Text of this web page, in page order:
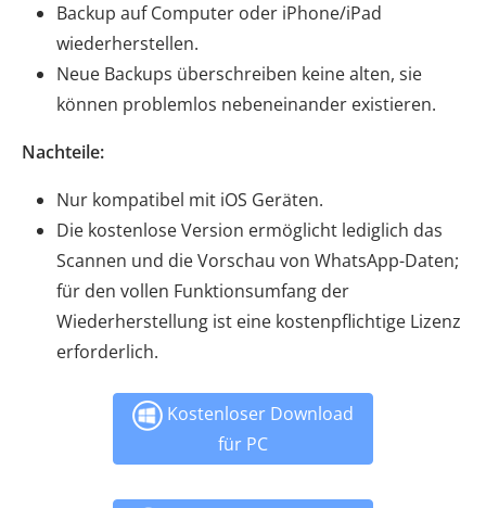
Backup auf Computer oder iPhone/iPad
wiederherstellen.
Neue Backups überschreiben keine alten, sie
können problemlos nebeneinander existieren.
Nachteile:
Nur kompatibel mit iOS Geräten.
Die kostenlose Version ermöglicht lediglich das
Scannen und die Vorschau von WhatsApp-Daten;
für den vollen Funktionsumfang der
Wiederherstellung ist eine kostenpflichtige Lizenz
erforderlich.
Kostenloser Download
für PC